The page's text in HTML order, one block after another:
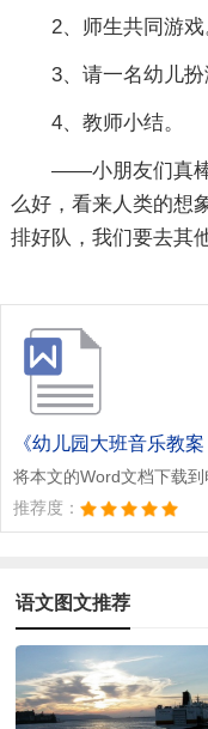
2、师生共同游戏
3、请一名幼儿扮
4、教师小结。
——小朋友们真
么好，看来人类的想
排好队，我们要去其
将本文的Word文档下载
推荐度：
语文图文推荐